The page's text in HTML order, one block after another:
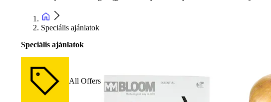
Speciális ajánlatok
Speciális ajánlatok
All Offers